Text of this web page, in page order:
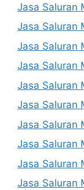
Jasa Saluran
Jasa Saluran
Jasa Saluran
Jasa Saluran
Jasa Saluran
Jasa Saluran
Jasa Saluran
Jasa Saluran
Jasa Saluran
Jasa Saluran